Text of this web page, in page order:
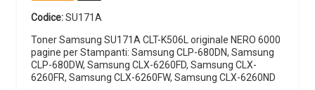
Codice:SU171A
Toner Samsung SU171A CLT-K506L originale NERO 6000
pagine per Stampanti: Samsung CLP-680DN, Samsung
CLP-680DW, Samsung CLX-6260FD, Samsung CLX-
6260FR, Samsung CLX-6260FW, Samsung CLX-6260ND